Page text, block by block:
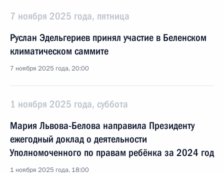
7 ноября 2025 года, пятница
Руслан Эдельгериев принял участие в Беленском
климатическом саммите
7 ноября 2025 года, 20:00
1 ноября 2025 года, суббота
Мария Львова-Белова направила Президенту
ежегодный доклад о деятельности
Уполномоченного по правам ребёнка за 2024 год
1 ноября 2025 года, 18:00